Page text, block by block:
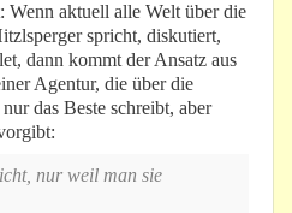
Wenn aktuell alle Welt über die
spricht, diskutiert,
dann kommt der Ansatz aus
Agentur, die über die
das Beste schreibt, aber
nur weil man sie